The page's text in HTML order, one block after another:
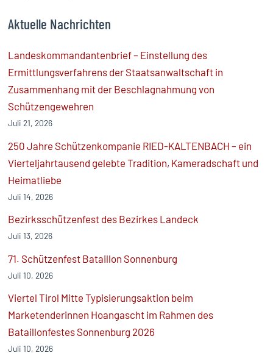
Aktuelle Nachrichten
Landeskommandantenbrief – Einstellung des
Ermittlungsverfahrens der Staatsanwaltschaft in
Zusammenhang mit der Beschlagnahmung von
Schützengewehren
Juli 21, 2026
250 Jahre Schützenkompanie RIED-KALTENBACH – ein
Vierteljahrtausend gelebte Tradition, Kameradschaft und
Heimatliebe
Juli 14, 2026
Bezirksschützenfest des Bezirkes Landeck
Juli 13, 2026
71. Schützenfest Bataillon Sonnenburg
Juli 10, 2026
Viertel Tirol Mitte Typisierungsaktion beim
Marketenderinnen Hoangascht im Rahmen des
Bataillonfestes Sonnenburg 2026
Juli 10, 2026